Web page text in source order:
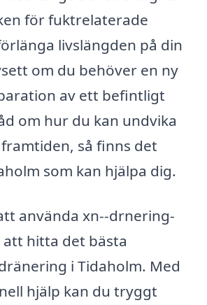
för fuktrelaterade
livslängden på din
om du behöver en ny
av ett befintligt
om hur du kan undvika
så finns det
som kan hjälpa dig.
använda xn--drnering-
hitta det bästa
i Tidaholm. Med
hjälp kan du tryggt